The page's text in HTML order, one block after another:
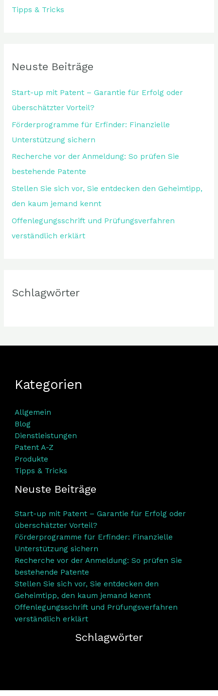
Tipps & Tricks
Neuste Beiträge
Start-up mit Patent – Garantie für Erfolg oder
überschätzter Vorteil?
Förderprogramme für Erfinder: Finanzielle
Unterstützung sichern
Recherche vor der Anmeldung: So prüfen Sie
bestehende Patente
Stellen Sie sich vor, Sie entdecken den Geheimtipp,
den kaum jemand kennt
Offenlegungsschrift und Prüfungsverfahren
verständlich erklärt
Schlagwörter
Kategorien
Allgemein
Blog
Dienstleistungen
Patent A-Z
Produkte
Tipps & Tricks
Neuste Beiträge
Start-up mit Patent – Garantie für Erfolg oder
überschätzter Vorteil?
Förderprogramme für Erfinder: Finanzielle
Unterstützung sichern
Recherche vor der Anmeldung: So prüfen Sie
bestehende Patente
Stellen Sie sich vor, Sie entdecken den
Geheimtipp, den kaum jemand kennt
Offenlegungsschrift und Prüfungsverfahren
verständlich erklärt
Schlagwörter